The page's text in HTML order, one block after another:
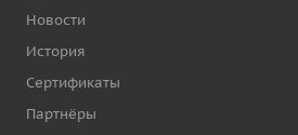
Новости
История
Сертификаты
Партнёры